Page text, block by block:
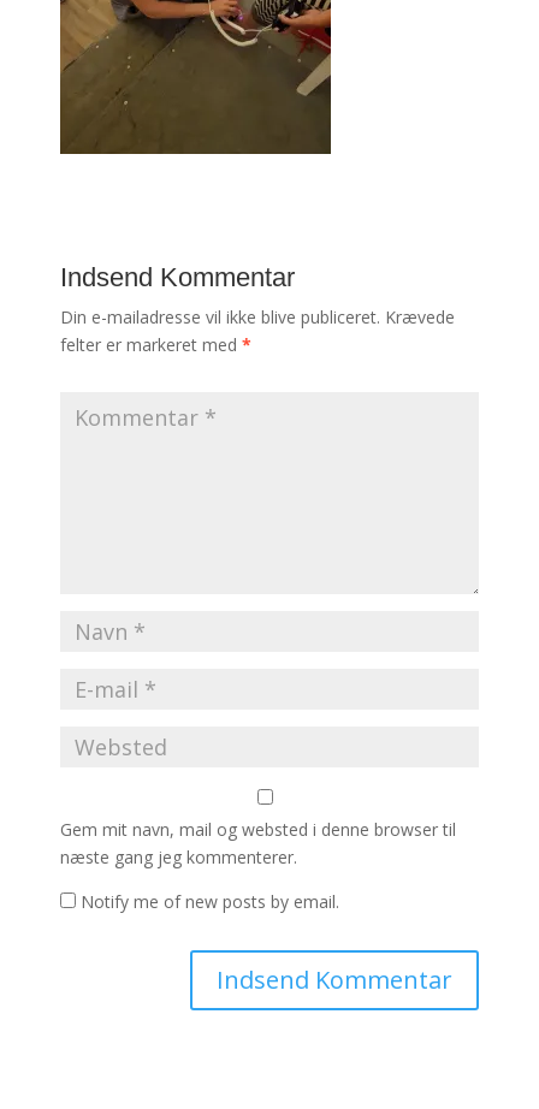
Indsend Kommentar
Din e-mailadresse vil ikke blive publiceret. Krævede
felter er markeret med *
Gem mit navn, mail og websted i denne browser til
næste gang jeg kommenterer.
Notify me of new posts by email.